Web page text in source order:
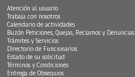
Atención al usuario
Trabaja con nosotros
Calendario de actividades
Buzón Peticiones, Quejas, Reclamos y Denuncias
Trámites y Servicios
Directorio de Funcionarios
Estado de su solicitud
Términos y Condiciones
Entrega de Obsequios